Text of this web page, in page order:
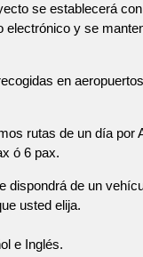
se establecerá
electrónico y se
en
rutas de un día por
ó 6 pax.
dispondrá de un
usted elija.
e Inglés.